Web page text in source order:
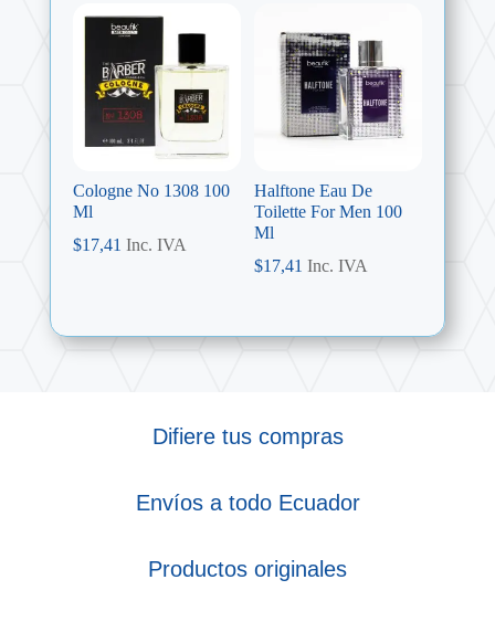
Cologne No 1308 100
Ml
$17,41 Inc. IVA
Halftone Eau De
Toilette For Men 100
Ml
$17,41 Inc. IVA
Difiere tus compras
Envíos a todo Ecuador
Productos originales